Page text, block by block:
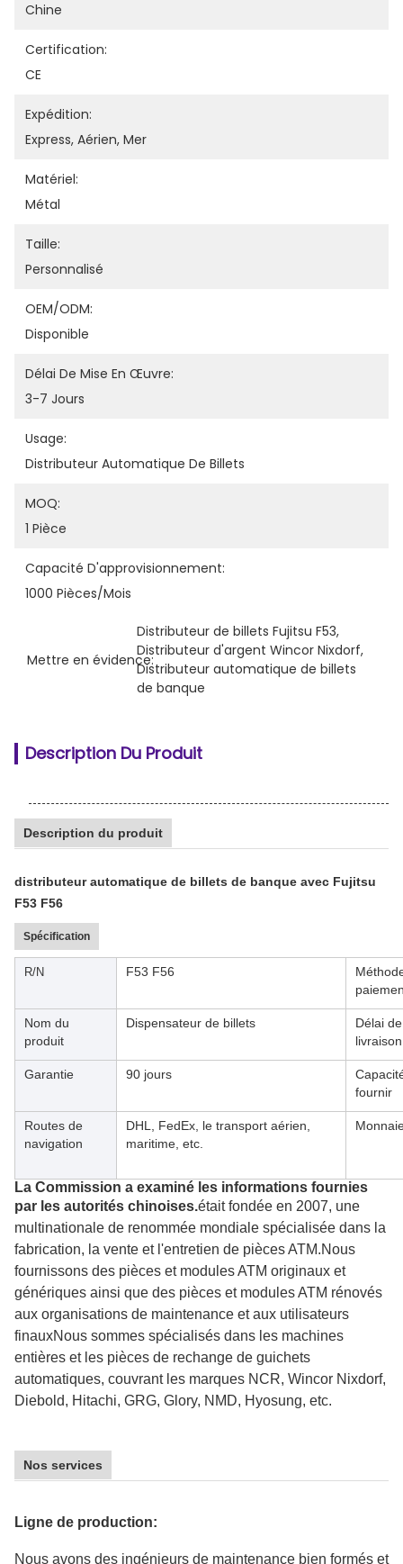
Chine
Certification:
CE
Expédition:
Express, Aérien, Mer
Matériel:
Métal
Taille:
Personnalisé
OEM/ODM:
Disponible
Délai De Mise En Œuvre:
3-7 Jours
Usage:
Distributeur Automatique De Billets
MOQ:
1 Pièce
Capacité D'approvisionnement:
1000 Pièces/mois
Mettre en évidence:
Distributeur de billets Fujitsu F53,
Distributeur d'argent Wincor Nixdorf,
Distributeur automatique de billets
de banque
Description Du Produit
Description du produit
distributeur automatique de billets de banque avec Fujitsu
F53 F56
Spécification
R/N F53 F56
Nom du
produit
Dispensateur de billets
Délai de
livraison
Garantie 90 jours
fournir
Routes de
navigation
DHL, FedEx, le transport aérien,
maritime, etc.
La Commission a examiné les informations fournies
par les autorités chinoises.était fondée en 2007, une
multinationale de renommée mondiale spécialisée dans la
fabrication, la vente et l'entretien de pièces ATM.Nous
fournissons des pièces et modules ATM originaux et
génériques ainsi que des pièces et modules ATM rénovés
aux organisations de maintenance et aux utilisateurs
finauxNous sommes spécialisés dans les machines
entières et les pièces de rechange de guichets
automatiques, couvrant les marques NCR, Wincor Nixdorf,
Diebold, Hitachi, GRG, Glory, NMD, Hyosung, etc.
Nos services
Ligne de production:
Nous avons des ingénieurs de maintenance bien formés et